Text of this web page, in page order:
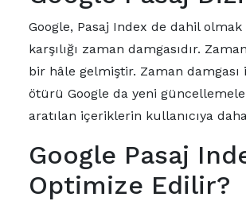
Google, Pasaj Index de dahil
karşılığı zaman damgasıdır.
bir hâle gelmiştir. Zaman
ötürü Google da yeni
aratılan içeriklerin kullanıcıya
Google Pasaj
Optimize Edilir?